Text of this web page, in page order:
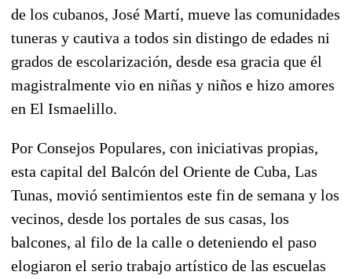
de los cubanos, José Martí, mueve las comunidades
tuneras y cautiva a todos sin distingo de edades ni
grados de escolarización, desde esa gracia que él
magistralmente vio en niñas y niños e hizo amores
en El Ismaelillo.
Por Consejos Populares, con iniciativas propias,
esta capital del Balcón del Oriente de Cuba, Las
Tunas, movió sentimientos este fin de semana y los
vecinos, desde los portales de sus casas, los
balcones, al filo de la calle o deteniendo el paso
elogiaron el serio trabajo artístico de las escuelas